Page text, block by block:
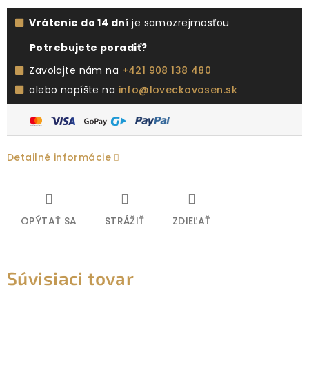
Vrátenie do 14 dní je samozrejmosťou
Potrebujete poradiť?
Zavolajte nám na +421 908 138 480
alebo napíšte na info@loveckavasen.sk
Detailné informácie
OPÝTAŤ SA STRÁŽIŤ ZDIEĽAŤ
Súvisiaci tovar